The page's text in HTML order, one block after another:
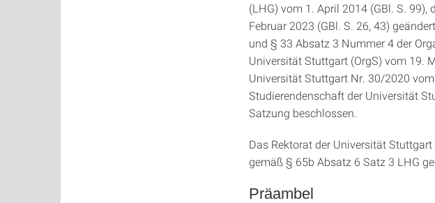
(LHG) vom 1. April 2014 (GBl. S. 99),
Februar 2023 (GBl. S. 26, 43)
und § 33 Absatz 3 Nummer 4 der
Universität Stuttgart (OrgS) vom 19.
Universität Stuttgart Nr. 30/2020
Studierendenschaft der Universität
Satzung beschlossen.
Das Rektorat der Universität
gemäß § 65b Absatz 6 Satz 3 LHG
Präambel